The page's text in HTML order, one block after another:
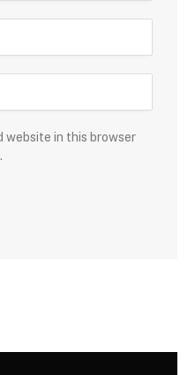
website in this browser